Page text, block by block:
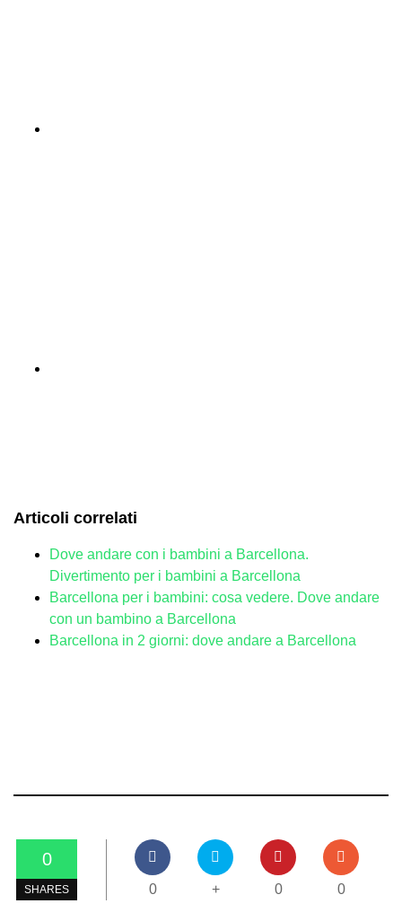
Articoli correlati
Dove andare con i bambini a Barcellona.
Divertimento per i bambini a Barcellona
Barcellona per i bambini: cosa vedere. Dove andare
con un bambino a Barcellona
Barcellona in 2 giorni: dove andare a Barcellona
0
SHARES 0 + 0 0